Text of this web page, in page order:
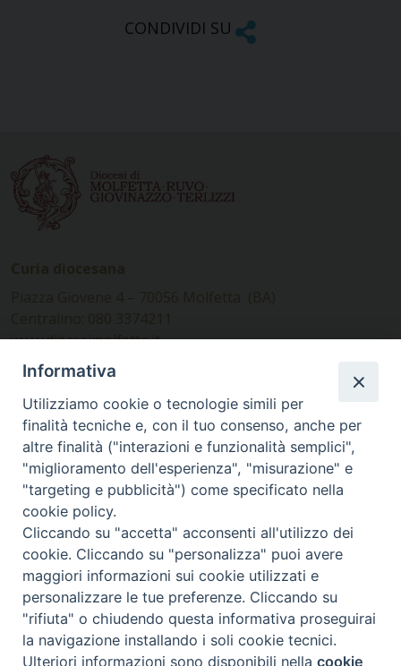
CONDIVIDI SU
www.diocesimolfetta.it –
diocesimolfetta@pec.chiesacattolica.it
Ufficio Comunicazioni sociali
Piazza Giovene 4 – 70056 Molfetta (BA)
comunicazionisociali@diocesimolfetta.it
SEGUICI SU
Facebook
Instagram
X YouTube
Feed
Privacy Policy - trasparenza
© 2016 - 2026 Diocesi Molfetta Ruvo Giovinazzo Terlizzi
Preferenze Cookie
Informativa
Utilizziamo cookie o tecnologie simili per
finalità tecniche e, con il tuo consenso, anche per
altre finalità ("interazioni e funzionalità semplici",
"miglioramento dell'esperienza", "misurazione" e
"targeting e pubblicità") come specificato nella
cookie policy.
Cliccando su "accetta" acconsenti all'utilizzo dei
cookie. Cliccando su "personalizza" puoi avere
maggiori informazioni sui cookie utilizzati e
personalizzare le tue preferenze. Cliccando su
"rifiuta" o chiudendo questa informativa proseguirai
la navigazione installando i soli cookie tecnici.
Ulteriori informazioni sono disponibili nellacookie